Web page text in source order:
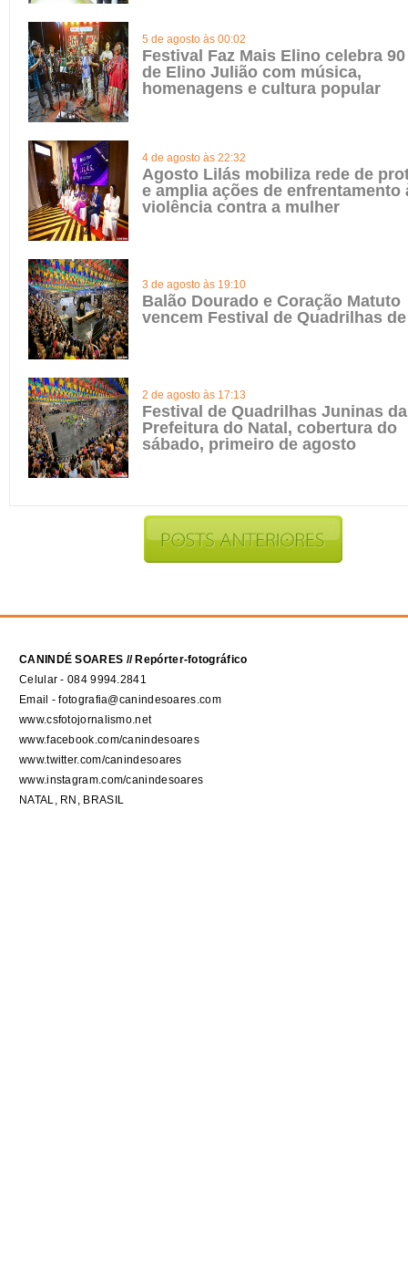
5 de agosto às 00:02
Festival Faz Mais Elino celebra
de Elino Julião com música,
homenagens e cultura popular
4 de agosto às 22:32
Agosto Lilás mobiliza rede de
e amplia ações de enfrentamento
violência contra a mulher
3 de agosto às 19:10
Balão Dourado e Coração Matuto
vencem Festival de Quadrilhas
2 de agosto às 17:13
Festival de Quadrilhas Juninas da
Prefeitura do Natal, cobertura do
sábado, primeiro de agosto
CANINDÉ SOARES // Repórter-fotográfico
Celular - 084 9994.2841
Email - fotografia@canindesoares.com
www.csfotojornalismo.net
www.facebook.com/canindesoares
www.twitter.com/canindesoares
www.instagram.com/canindesoares
NATAL, RN, BRASIL